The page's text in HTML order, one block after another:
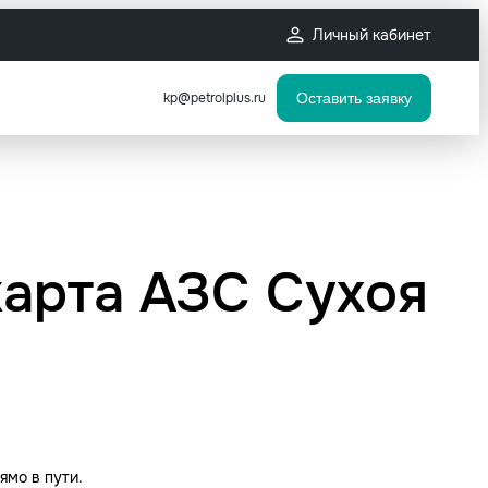
Личный кабинет
kp@petrolplus.ru Оставить заявку
АЗС Сухоя
в пути.